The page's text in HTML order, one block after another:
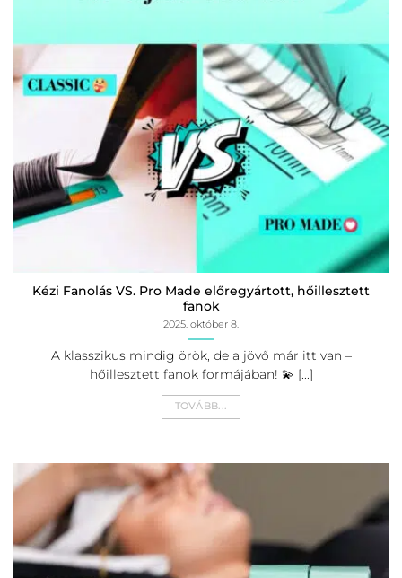
Kézi Fanolás VS. Pro Made előregyártott, hőillesztett
fanok
2025. október 8.
A klasszikus mindig örök, de a jövő már itt van –
hőillesztett fanok formájában! 💫 [...]
TOVÁBB...